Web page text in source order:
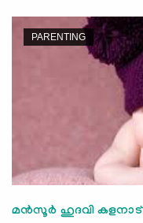
PARENTING
മന്‍സൂര്‍ ഹുദവി കളനാട്